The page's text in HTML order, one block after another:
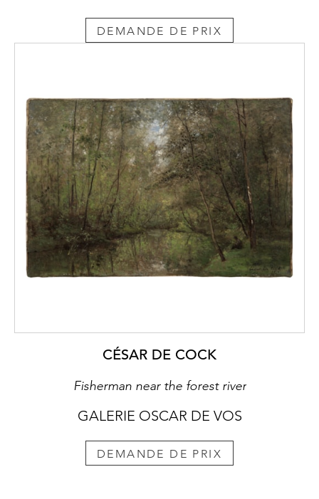
DEMANDE DE PRIX
CÉSAR DE COCK
Fisherman near the forest river
GALERIE OSCAR DE VOS
DEMANDE DE PRIX